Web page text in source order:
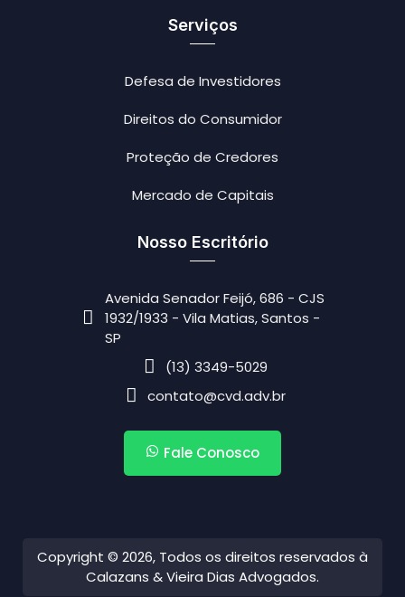
Serviços
Defesa de Investidores
Direitos do Consumidor
Proteção de Credores
Mercado de Capitais
Nosso Escritório
Avenida Senador Feijó, 686 - CJS
1932/1933 - Vila Matias, Santos -
SP
(13) 3349-5029
contato@cvd.adv.br
Fale Conosco
Copyright © 2026, Todos os direitos reservados à
Calazans & Vieira Dias Advogados.